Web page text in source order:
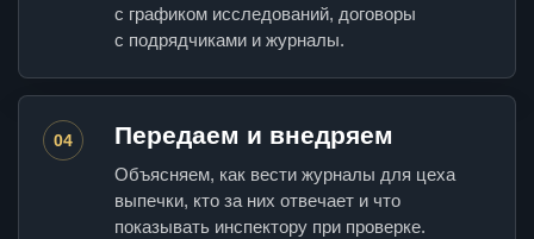
с графиком исследований, договоры
с подрядчиками и журналы.
04 Передаем и внедряем
Объясняем, как вести журналы для цеха
выпечки, кто за них отвечает и что
показывать инспектору при проверке.